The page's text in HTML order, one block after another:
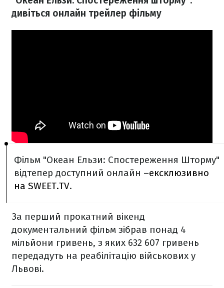
дивіться онлайн трейлер фільму
Фільм "Океан Ельзи: Спостереження Шторму"
відтепер доступний онлайн –ексклюзивно
на SWEET.TV.
За перший прокатний вікенд
документальний фільм зібрав понад 4
мільйони гривень, з яких 632 607 гривень
передадуть на реабілітацію військових у
Львові.